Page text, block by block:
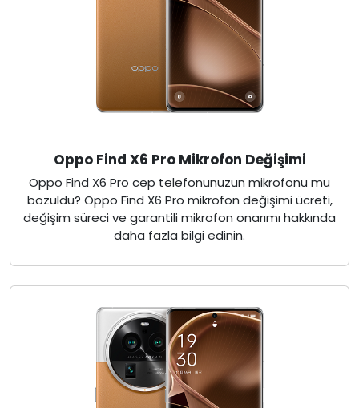
Oppo Find X6 Pro Mikrofon Değişimi
Oppo Find X6 Pro cep telefonunuzun mikrofonu mu
bozuldu? Oppo Find X6 Pro mikrofon değişimi ücreti,
değişim süreci ve garantili mikrofon onarımı hakkında
daha fazla bilgi edinin.